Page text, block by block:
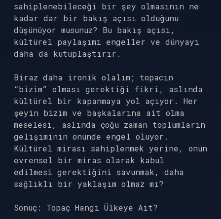
sahiplenebileceği bir şey olmasının ne
kadar dar bir bakış açısı olduğunu
düşünüyor musunuz? Bu bakış açısı,
kültürel paylaşımı engeller ve dünyayı
daha da kutuplaştırır.
Biraz daha ironik olalım; topacın
“bizim” olması gerektiği fikri, aslında
kültürel bir kapanmaya yol açıyor. Her
şeyin bizim ve başkalarına ait olma
meselesi, aslında çoğu zaman toplumların
gelişiminin önünde engel oluyor.
Kültürel mirası sahiplenmek yerine, onun
evrensel bir miras olarak kabul
edilmesi gerektiğini savunmak, daha
sağlıklı bir yaklaşım olmaz mı?
Sonuç: Topaç Hangi Ülkeye Ait?